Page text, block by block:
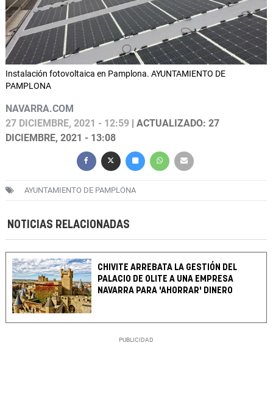
Instalación fotovoltaica en Pamplona. AYUNTAMIENTO DE
PAMPLONA
NAVARRA.COM
27 DICIEMBRE, 2021 - 12:59 | ACTUALIZADO: 27
DICIEMBRE, 2021 - 13:08
AYUNTAMIENTO DE PAMPLONA
NOTICIAS RELACIONADAS
CHIVITE ARREBATA LA GESTIÓN DEL
PALACIO DE OLITE A UNA EMPRESA
NAVARRA PARA 'AHORRAR' DINERO